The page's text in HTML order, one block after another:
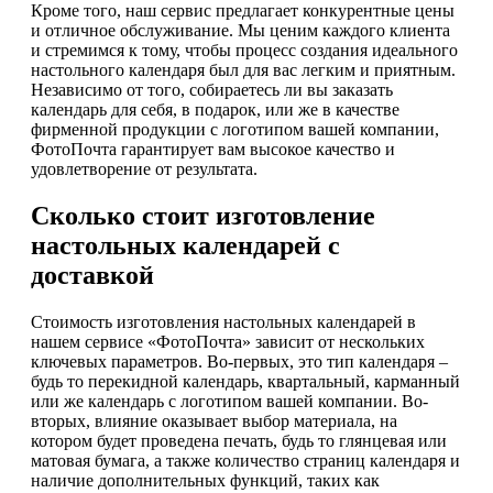
Кроме того, наш сервис предлагает конкурентные цены
и отличное обслуживание. Мы ценим каждого клиента
и стремимся к тому, чтобы процесс создания идеального
настольного календаря был для вас легким и приятным.
Независимо от того, собираетесь ли вы заказать
календарь для себя, в подарок, или же в качестве
фирменной продукции с логотипом вашей компании,
ФотоПочта гарантирует вам высокое качество и
удовлетворение от результата.
Сколько стоит изготовление
настольных календарей с
доставкой
Стоимость изготовления настольных календарей в
нашем сервисе «ФотоПочта» зависит от нескольких
ключевых параметров. Во-первых, это тип календаря –
будь то перекидной календарь, квартальный, карманный
или же календарь с логотипом вашей компании. Во-
вторых, влияние оказывает выбор материала, на
котором будет проведена печать, будь то глянцевая или
матовая бумага, а также количество страниц календаря и
наличие дополнительных функций, таких как